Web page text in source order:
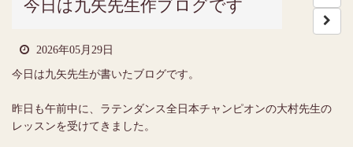
今日は九矢先生作ブログです
2026年05月29日
今日は九矢先生が書いたブログです。
昨日も午前中に、ラテンダンス全日本チャンピオンの大村先生の
レッスンを受けてきました。